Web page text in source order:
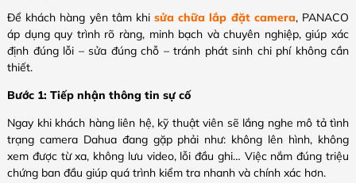
Để khách hàng yên tâm khisửa chữa lắp đặt camera, PANACO
áp dụng quy trình rõ ràng, minh bạch và chuyên nghiệp, giúp xác
định đúng lỗi – sửa đúng chỗ – tránh phát sinh chi phí không cần
thiết.
Bước 1: Tiếp nhận thông tin sự cố
Ngay khi khách hàng liên hệ, kỹ thuật viên sẽ lắng nghe mô tả tình
trạng camera Dahua đang gặp phải như: không lên hình, không
xem được từ xa, không lưu video, lỗi đầu ghi… Việc nắm đúng triệu
chứng ban đầu giúp quá trình kiểm tra nhanh và chính xác hơn.